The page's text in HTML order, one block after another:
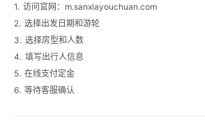
1. 访问官网：m.sanxiayouchuan.com
2. 选择出发日期和游轮
3. 选择房型和人数
4. 填写出行人信息
5. 在线支付定金
6. 等待客服确认